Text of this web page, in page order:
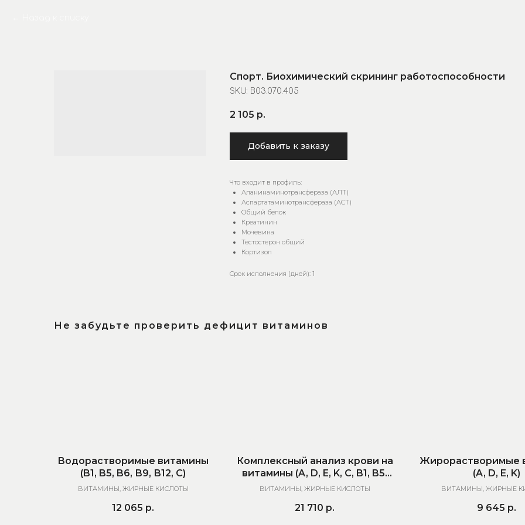
Спорт. Биохимический скрининг работоспособности
SKU: B03.070.405
2 105 р.
Добавить к заказу
Что входит в профиль:
Аланинаминотрансфераза (АЛТ)
Аспартатаминотрансфераза (АСТ)
Общий белок
Креатинин
Мочевина
Тестостерон общий
Кортизол
Срок исполнения (дней): 1
Не забудьте проверить дефицит витаминов
Водорастворимые витамины
(B1, B5, B6, В9, В12, С)
ВИТАМИНЫ, ЖИРНЫЕ КИСЛОТЫ
12 065 р.
Комплексный анализ крови на
витамины (A, D, E, K, C, B1, B5,
B6, В9, B12)
ВИТАМИНЫ, ЖИРНЫЕ КИСЛОТЫ
21 710 р.
Жирорастворимые
(A, D, E, K)
ВИТАМИНЫ, ЖИРНЫЕ
9 645 р.